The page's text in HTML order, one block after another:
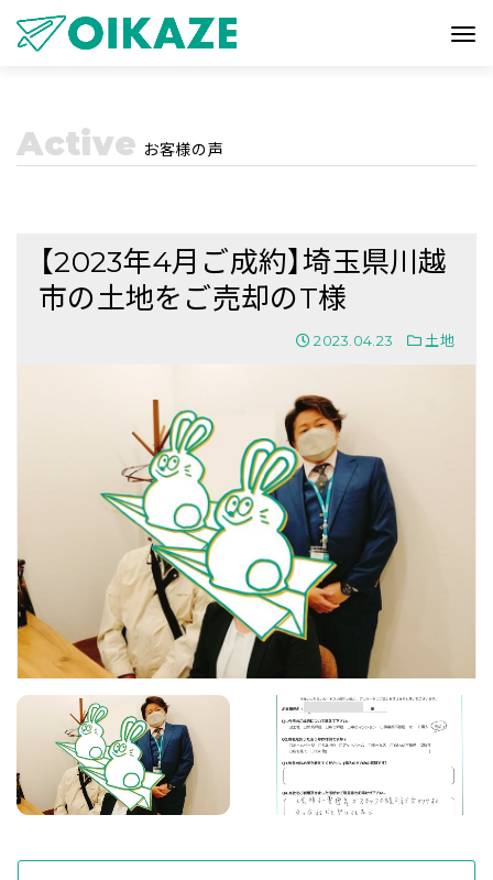
Active お客様の声
【2023年4月ご成約】埼玉県川越
市の土地をご売却のT様
2023.04.23 土地